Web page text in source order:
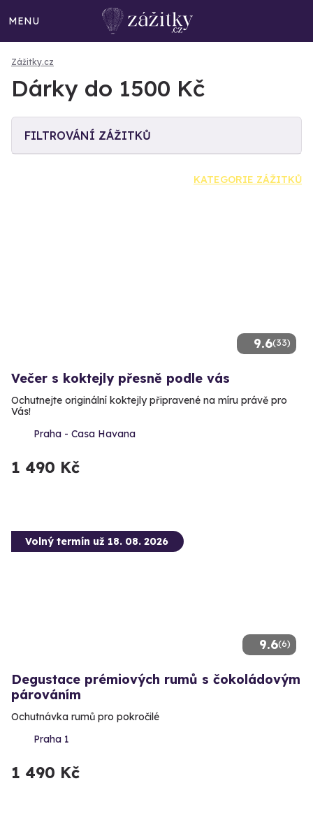
MENU
Zážitky.cz
Dárky do 1500 Kč
FILTROVÁNÍ ZÁŽITKŮ
KATEGORIE ZÁŽITKŮ
9.6(33)
Večer s koktejly přesně podle vás
Ochutnejte originální koktejly připravené na míru právě pro
Vás!
Praha - Casa Havana
1 490 Kč
9.6(6)
Volný termín už 18. 08. 2026
Degustace prémiových rumů s čokoládovým
párováním
Ochutnávka rumů pro pokročilé
Praha 1
1 490 Kč